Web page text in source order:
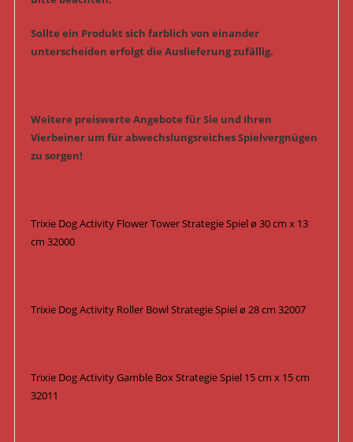
Sollte ein Produkt sich farblich von einander
unterscheiden erfolgt die Auslieferung zufällig.
Weitere preiswerte Angebote für Sie und Ihren
Vierbeiner um für abwechslungsreiches Spielvergnügen
zu sorgen!
Trixie Dog Activity Flower Tower Strategie Spiel ø 30 cm x 13
cm 32000
Trixie Dog Activity Roller Bowl Strategie Spiel ø 28 cm 32007
Trixie Dog Activity Gamble Box Strategie Spiel 15 cm x 15 cm
32011